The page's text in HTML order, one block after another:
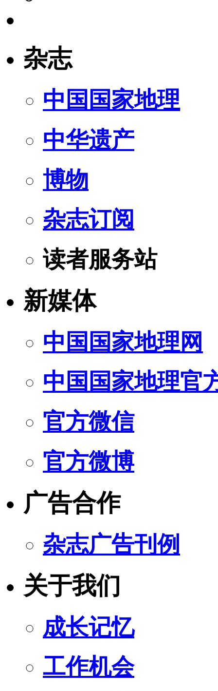
杂志
中国国家地理
中华遗产
博物
杂志订阅
读者服务站
新媒体
中国国家地理网
中国国家地理官
官方微信
官方微博
广告合作
杂志广告刊例
关于我们
成长记忆
工作机会